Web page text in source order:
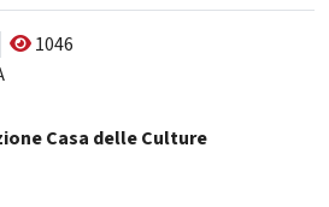
1046
Casa delle Culture